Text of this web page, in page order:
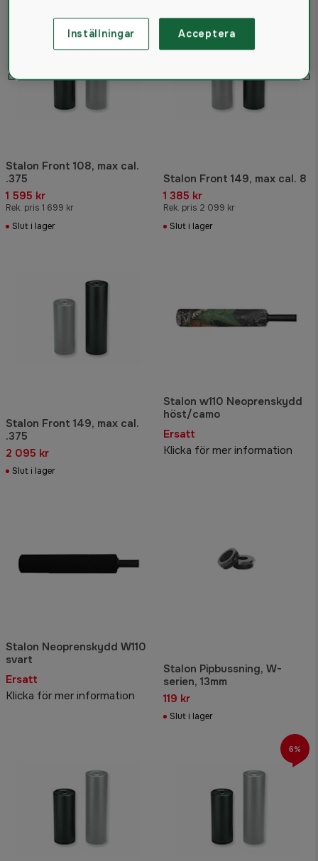
Stalon Front 108, max cal.
.375
1 595 kr
Rek. pris 1 699 kr
Slut i lager
Stalon Front 149, max cal. 8
1 385 kr
Rek. pris 2 099 kr
Slut i lager
Stalon Front 149, max cal.
.375
2 095 kr
Slut i lager
Stalon w110 Neoprenskydd
höst/camo
Ersatt
Klicka för mer information
Stalon Neoprenskydd W110
svart
Ersatt
Klicka för mer information
Stalon Pipbussning, W-
serien, 13mm
119 kr
Slut i lager
6%
Inställningar Acceptera